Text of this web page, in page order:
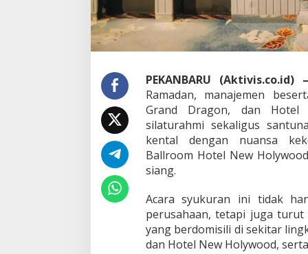
,
G
a
d
D
r
a
g
,
n
H
o
t
e
PEKANBARU (Aktivis.co.id) –
Ramadan, manajemen
Grand Dragon, dan Hotel
silaturahmi sekaligus
kental dengan nuansa
Ballroom Hotel New
siang.
Acara syukuran ini tidak
perusahaan, tetapi juga
yang berdomisili di sekitar
dan Hotel New Holywood,